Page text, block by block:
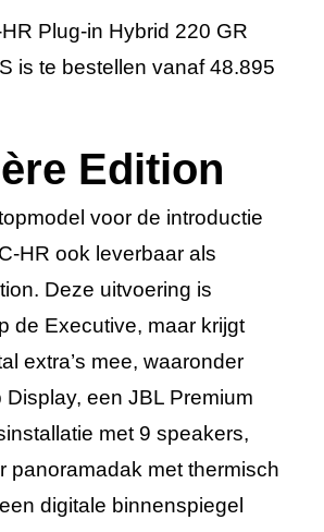
Plug-in Hybrid 220 GR
is te bestellen vanaf 48.895
Edition
voor de introductie
HR ook leverbaar als
Deze uitvoering is
de Executive, maar krijgt
extra’s mee, waaronder
een JBL Premium
met 9 speakers,
panoramadak met thermisch
digitale binnenspiegel